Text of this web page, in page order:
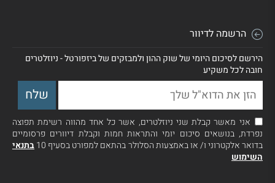
הרשמה לדיוור
הירשם לסיכום היומי של שוק ההון ולמבזקים של ביזפורטל - ניוזלטרים
חובה לכל משקיע
אני מאשר קבלת שני ניוזלטרים, אשר כל אחד מהווה רשימת תפוצה
נפרדת, בנושאים סיכום יומי והתראות חמות וקבלת דיוורים פרסומיים
בדואר אלקטרוני ו/ או באמצעות הסלולר בהתאם למפורט בסעיף 10
בתנאי
השימוש